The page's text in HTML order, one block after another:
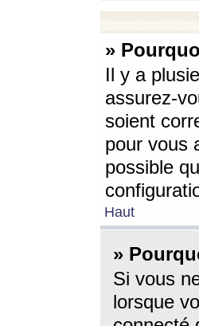
»
Il y a
assurez-
soient
pour vous
possible
Haut
»
Si vous
lorsque